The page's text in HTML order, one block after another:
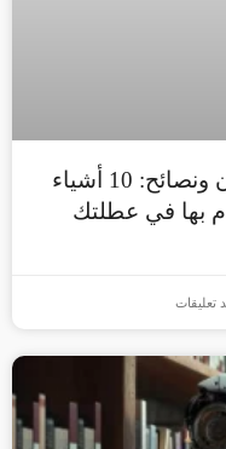
دليل السفر إلى جزيرة ماكتان ونصائح: 10 أشياء
بها في عطلتك
تعليقات